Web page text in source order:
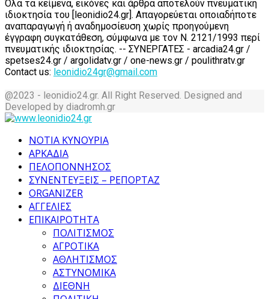
Όλα τα κείμενα, εικόνες και άρθρα αποτελούν πνευματική
ιδιοκτησία του [leonidio24.gr]. Απαγορεύεται οποιαδήποτε
αναπαραγωγή ή αναδημοσίευση χωρίς προηγούμενη
έγγραφη συγκατάθεση, σύμφωνα με τον Ν. 2121/1993 περί
πνευματικής ιδιοκτησίας. -- ΣΥΝΕΡΓΑΤΕΣ - arcadia24.gr /
spetses24.gr / argolidatv.gr / one-news.gr / poulithratv.gr
Contact us: leonidio24gr@gmail.com
@2023 - leonidio24.gr. All Right Reserved. Designed and
Developed by diadromh.gr
ΝΟΤΙΑ ΚΥΝΟΥΡΙΑ
ΑΡΚΑΔΙΑ
ΠΕΛΟΠΟΝΝΗΣΟΣ
ΣΥΝΕΝΤΕΥΞΕΙΣ – ΡΕΠΟΡΤΑΖ
ORGANIZER
ΑΓΓΕΛΙΕΣ
ΕΠΙΚΑΙΡΟΤΗΤΑ
ΠΟΛΙΤΙΣΜΟΣ
ΑΓΡΟΤΙΚΑ
ΑΘΛΗΤΙΣΜΟΣ
ΑΣΤΥΝΟΜΙΚΑ
ΔΙΕΘΝΗ